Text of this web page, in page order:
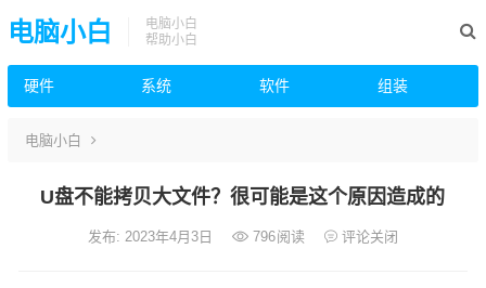
电脑小白
电脑小白
帮助小白
硬件 系统 软件 组装
电脑小白
U盘不能拷贝大文件？很可能是这个原因造成的
发布: 2023年4月3日 796阅读 评论关闭